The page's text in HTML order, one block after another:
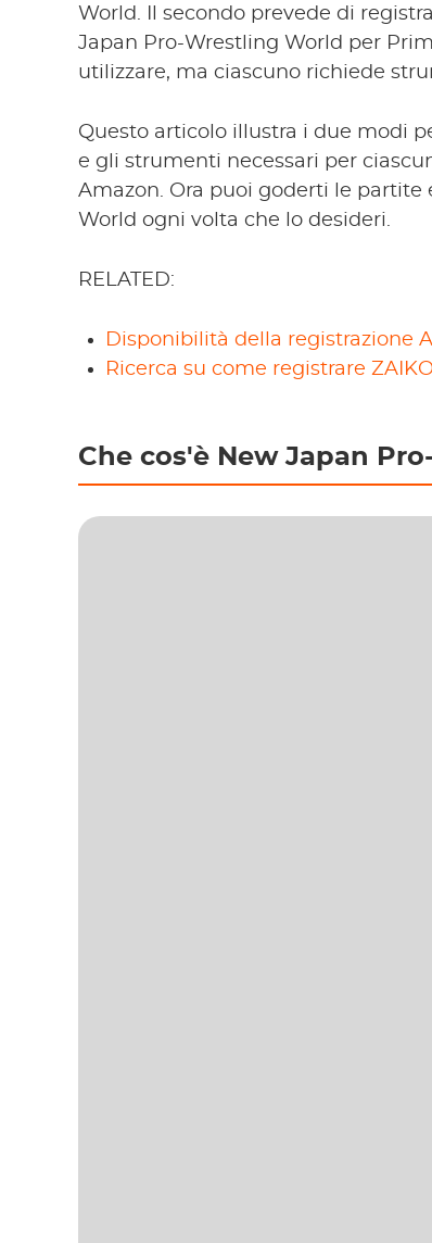
World. Il secondo prevede di
Japan Pro-Wrestling World per
utilizzare, ma ciascuno richiede
Questo articolo illustra i due modi
e gli strumenti necessari per
Amazon. Ora puoi goderti le
World ogni volta che lo desideri.
RELATED:
Disponibilità della registrazione
Ricerca su come registrare
Che cos'è New Japan